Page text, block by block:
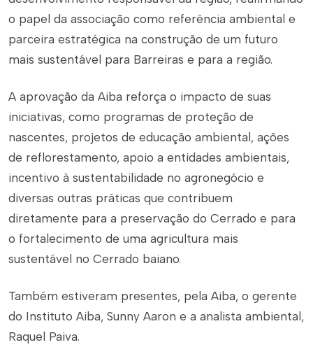
o papel da associação como referência ambiental e
parceira estratégica na construção de um futuro
mais sustentável para Barreiras e para a região.
A aprovação da Aiba reforça o impacto de suas
iniciativas, como programas de proteção de
nascentes, projetos de educação ambiental, ações
de reflorestamento, apoio a entidades ambientais,
incentivo à sustentabilidade no agronegócio e
diversas outras práticas que contribuem
diretamente para a preservação do Cerrado e para
o fortalecimento de uma agricultura mais
sustentável no Cerrado baiano.
Também estiveram presentes, pela Aiba, o gerente
do Instituto Aiba, Sunny Aaron e a analista ambiental,
Raquel Paiva.